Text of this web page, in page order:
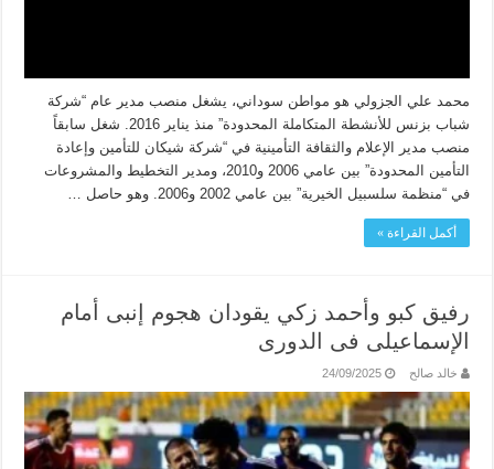
محمد علي الجزولي هو مواطن سوداني، يشغل منصب مدير عام “شركة
شباب بزنس للأنشطة المتكاملة المحدودة” منذ يناير 2016. شغل سابقاً
منصب مدير الإعلام والثقافة التأمينية في “شركة شيكان للتأمين وإعادة
التأمين المحدودة” بين عامي 2006 و2010، ومدير التخطيط والمشروعات
في “منظمة سلسبيل الخيرية” بين عامي 2002 و2006. وهو حاصل …
أكمل القراءة »
رفيق كبو وأحمد زكي يقودان هجوم إنبى أمام
الإسماعيلى فى الدورى
خالد صالح 24/09/2025